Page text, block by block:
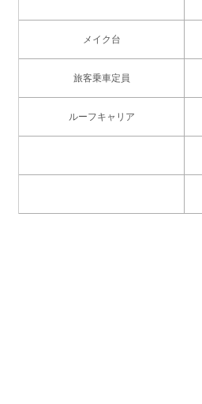
メイク台
旅客乗車定員
ルーフキャリア